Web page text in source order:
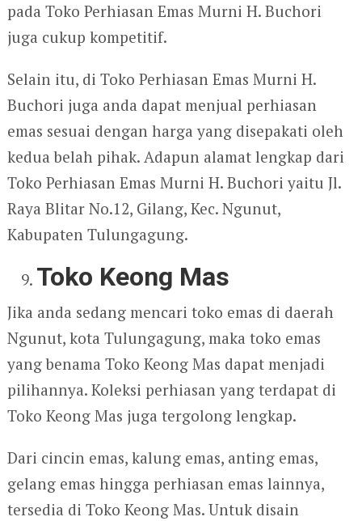
pada Toko Perhiasan Emas Murni H. Buchori
juga cukup kompetitif.
Selain itu, di Toko Perhiasan Emas Murni H.
Buchori juga anda dapat menjual perhiasan
emas sesuai dengan harga yang disepakati oleh
kedua belah pihak. Adapun alamat lengkap dari
Toko Perhiasan Emas Murni H. Buchori yaitu Jl.
Raya Blitar No.12, Gilang, Kec. Ngunut,
Kabupaten Tulungagung.
Toko Keong Mas
Jika anda sedang mencari toko emas di daerah
Ngunut, kota Tulungagung, maka toko emas
yang benama Toko Keong Mas dapat menjadi
pilihannya. Koleksi perhiasan yang terdapat di
Toko Keong Mas juga tergolong lengkap.
Dari cincin emas, kalung emas, anting emas,
gelang emas hingga perhiasan emas lainnya,
tersedia di Toko Keong Mas. Untuk disain